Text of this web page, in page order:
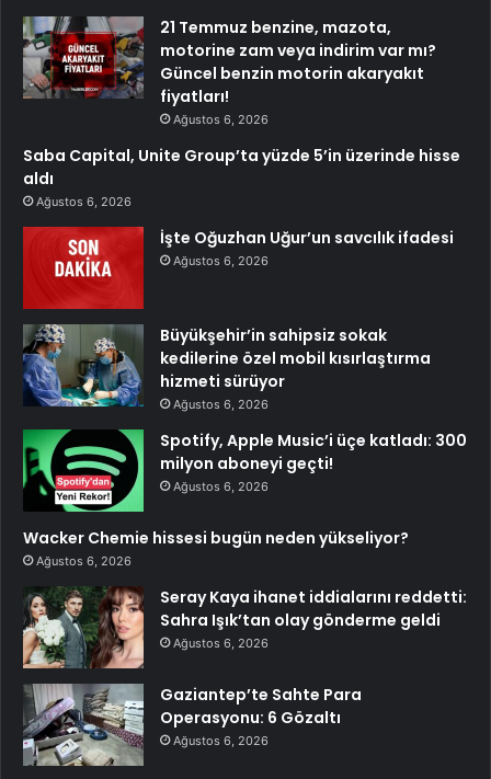
21 Temmuz benzine, mazota,
motorine zam veya indirim var mı?
Güncel benzin motorin akaryakıt
fiyatları!
Ağustos 6, 2026
Saba Capital, Unite Group’ta yüzde 5’in üzerinde hisse
aldı
Ağustos 6, 2026
İşte Oğuzhan Uğur’un savcılık ifadesi
Ağustos 6, 2026
Büyükşehir’in sahipsiz sokak
kedilerine özel mobil kısırlaştırma
hizmeti sürüyor
Ağustos 6, 2026
Spotify, Apple Music’i üçe katladı: 300
milyon aboneyi geçti!
Ağustos 6, 2026
Wacker Chemie hissesi bugün neden yükseliyor?
Ağustos 6, 2026
Seray Kaya ihanet iddialarını reddetti:
Sahra Işık’tan olay gönderme geldi
Ağustos 6, 2026
Gaziantep’te Sahte Para
Operasyonu: 6 Gözaltı
Ağustos 6, 2026